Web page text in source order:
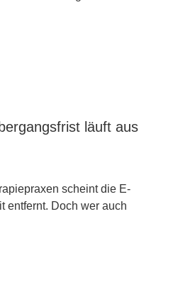
läuft aus
scheint die E-
entfernt. Doch wer auch